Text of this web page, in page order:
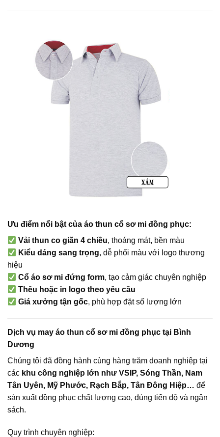
Ưu điểm nổi bật của áo thun cổ sơ mi đồng phục:
Vải thun co giãn 4 chiều, thoáng mát, bền màu
Kiểu dáng sang trọng, dễ phối màu với logo thương
hiệu
Cổ áo sơ mi đứng form, tạo cảm giác chuyên nghiệp
Thêu hoặc in logo theo yêu cầu
Giá xưởng tận gốc, phù hợp đặt số lượng lớn
Dịch vụ may áo thun cổ sơ mi đồng phục tại Bình
Dương
Chúng tôi đã đồng hành cùng hàng trăm doanh nghiệp tại
các khu công nghiệp lớn như VSIP, Sóng Thần, Nam
Tân Uyên, Mỹ Phước, Rạch Bắp, Tân Đông Hiệp… để
sản xuất đồng phục chất lượng cao, đúng tiến độ và ngân
sách.
Quy trình chuyên nghiệp: